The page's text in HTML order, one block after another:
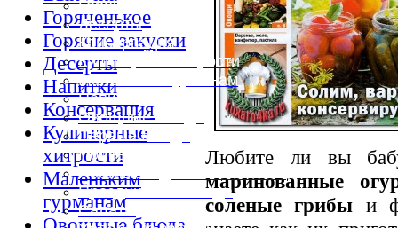
Горячие закуски
Десерты
Консервация
Кулинарные хитрости
Маленьким гурманам
Напитки
Овощные блюда
Первые блюда
Полевая кухня
Постные и диетические блюда
Праздничные блюда
Салаты
Горяченькое
Горячие закуски
Десерты
Напитки
Консервация
Кулинарные
хитрости
Маленьким
гурманам
Любите ли вы
маринованные
соленые грибы и